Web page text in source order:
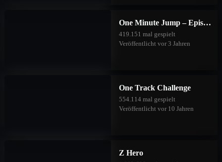
One Minute Jump – Episode Two
419.151 mal gespielt
Veröffentlicht vor 3 Jahren
One Track Challenge
554.114 mal gespielt
Veröffentlicht vor 10 Jahren
Z Hero